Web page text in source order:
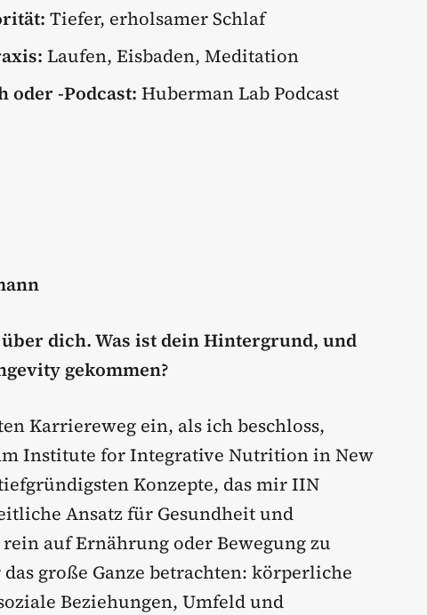
Tiefer, erholsamer Schlaf
Laufen, Eisbaden, Meditation
oder -Podcast: Huberman Lab Podcast
dich. Was ist dein Hintergrund, und
gekommen?
Karriereweg ein, als ich beschloss,
Institute for Integrative Nutrition in New
Konzepte, das mir IIN
Ansatz für Gesundheit und
auf Ernährung oder Bewegung zu
große Ganze betrachten: körperliche
Beziehungen, Umfeld und